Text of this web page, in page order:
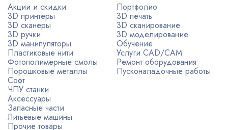
Акции и скидки
3D принтеры
3D сканеры
3D ручки
3D манипуляторы
Пластиковые нити
Фотополимерные смолы
Порошковые металлы
Софт
ЧПУ станки
Аксессуары
Запасные части
Литьевые машины
Прочие товары
Портфолио
3D печать
3D сканирование
3D моделирование
Обучение
Услуги CAD/CAM
Ремонт оборудования
Пусконаладочные работы